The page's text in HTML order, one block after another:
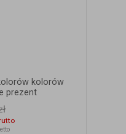
kolorów
prezent